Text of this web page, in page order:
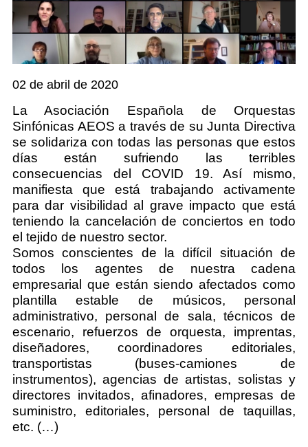
02 de abril de 2020
La Asociación Española de Orquestas
Sinfónicas AEOS a través de su Junta Directiva
se solidariza con todas las personas que estos
días están sufriendo las terribles
consecuencias del COVID 19. Así mismo,
manifiesta que está trabajando activamente
para dar visibilidad al grave impacto que está
teniendo la cancelación de conciertos en todo
el tejido de nuestro sector.
Somos conscientes de la difícil situación de
todos los agentes de nuestra cadena
empresarial que están siendo afectados como
plantilla estable de músicos, personal
administrativo, personal de sala, técnicos de
escenario, refuerzos de orquesta, imprentas,
diseñadores, coordinadores editoriales,
transportistas (buses-camiones de
instrumentos), agencias de artistas, solistas y
directores invitados, afinadores, empresas de
suministro, editoriales, personal de taquillas,
etc. (…)